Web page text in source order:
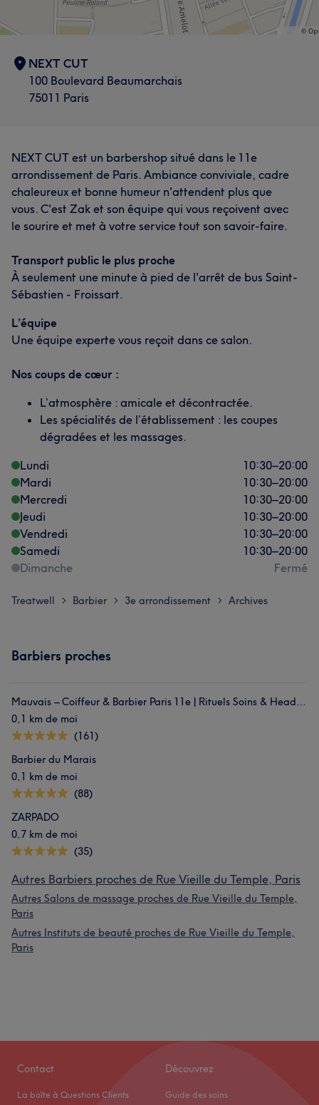
NEXT CUT
100 Boulevard Beaumarchais
75011 Paris
NEXT CUT est un barbershop situé dans le 11e
arrondissement de Paris. Ambiance conviviale, cadre
chaleureux et bonne humeur n'attendent plus que
vous. C'est Zak et son équipe qui vous reçoivent avec
le sourire et met à votre service tout son savoir-faire.
Transport public le plus proche
À seulement une minute à pied de l'arrêt de bus Saint-
Sébastien - Froissart.
L’équipe
Une équipe experte vous reçoit dans ce salon.
Nos coups de cœur :
L’atmosphère : amicale et décontractée.
Les spécialités de l’établissement : les coupes
dégradées et les massages.
Lundi
10:30–20:00
Mardi
10:30–20:00
Mercredi
10:30–20:00
Jeudi
10:30–20:00
Vendredi
10:30–20:00
Samedi
10:30–20:00
Dimanche
Fermé
Treatwell > Barbier > 3e arrondissement > Archives
Barbiers proches
Mauvais – Coiffeur & Barbier Paris 11e | Rituels Soins & Head Spa
0,1 km de moi
(161)
Barbier du Marais
0,1 km de moi
(88)
ZARPADO
0,7 km de moi
(35)
Autres Barbiers proches de Rue Vieille du Temple, Paris
Autres Salons de massage proches de Rue Vieille du Temple,
Paris
Autres Instituts de beauté proches de Rue Vieille du Temple,
Paris
Contact
La boîte à Questions Clients
Découvrez
Guide des soins